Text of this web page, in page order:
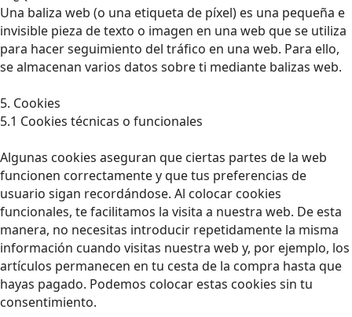
Una baliza web (o una etiqueta de píxel) es una pequeña e
invisible pieza de texto o imagen en una web que se utiliza
para hacer seguimiento del tráfico en una web. Para ello,
se almacenan varios datos sobre ti mediante balizas web.
5. Cookies
5.1 Cookies técnicas o funcionales
Algunas cookies aseguran que ciertas partes de la web
funcionen correctamente y que tus preferencias de
usuario sigan recordándose. Al colocar cookies
funcionales, te facilitamos la visita a nuestra web. De esta
manera, no necesitas introducir repetidamente la misma
información cuando visitas nuestra web y, por ejemplo, los
artículos permanecen en tu cesta de la compra hasta que
hayas pagado. Podemos colocar estas cookies sin tu
consentimiento.